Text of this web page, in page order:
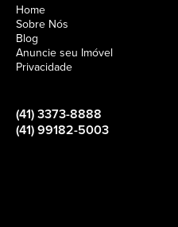
Home
Sobre Nós
Blog
Anuncie seu Imóvel
Privacidade
(41) 3373-8888
(41) 99182-5003